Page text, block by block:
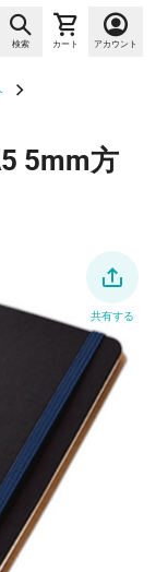
検索 カート アカウント
5mm方
共有する